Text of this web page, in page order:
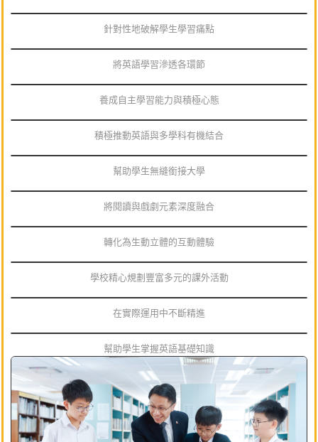
針對性地破解學生學習痛點
將英語學習滲透各環節
養成自主學習能力與積極心態
積極推動英語與多學科有機結合
幫助學生無縫銜接大學
將閱讀與戲劇元素深度融合
轉化為生動立體的互動體驗
學校精心規劃豐富多元的課外活動
在實際運用中不斷精進
幫助學生掌握英語基礎知識